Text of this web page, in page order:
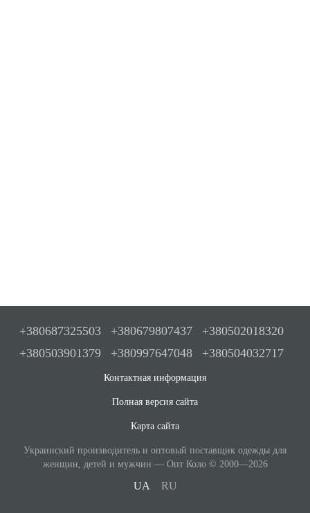
+380687325503 +380679807437
+380502018320
+380503901379
+380997647048 +380504032717
Контактная информация
Полная версия сайта
Карта сайта
Украинский производитель и оптовый поставщик одежды для
женщин, детей и мужчин — Опт Коло © 2000—2026
UA RU